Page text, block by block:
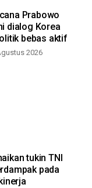
Prabowo
dialog Korea
bebas aktif
2026
tukin TNI
pada